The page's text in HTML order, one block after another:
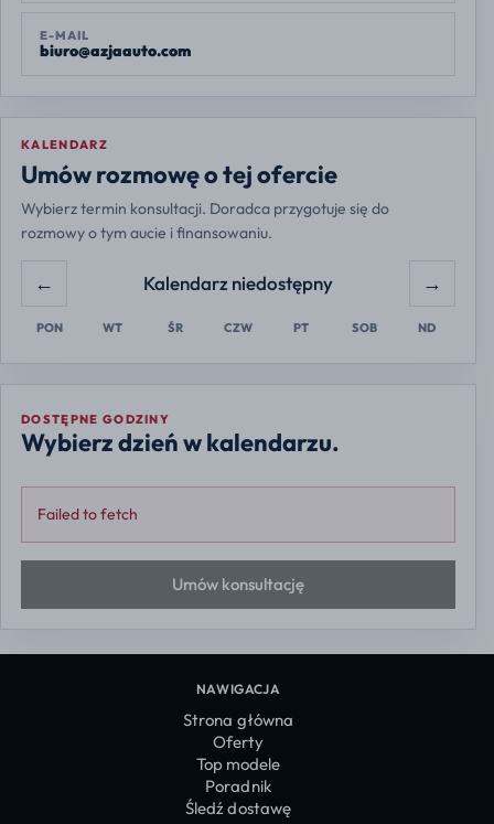
E-MAIL
biuro@azjaauto.com
KALENDARZ
Umów rozmowę o tej ofercie
Wybierz termin konsultacji. Doradca przygotuje się do
rozmowy o tym aucie i finansowaniu.
Europe/Warsaw
← Kalendarz niedostępny →
PON WT ŚR CZW PT SOB ND
DOSTĘPNE GODZINY
Wybierz dzień w kalendarzu.
Failed to fetch
Umów konsultację
NAWIGACJA
Strona główna
Oferty
Top modele
Poradnik
Śledź dostawę